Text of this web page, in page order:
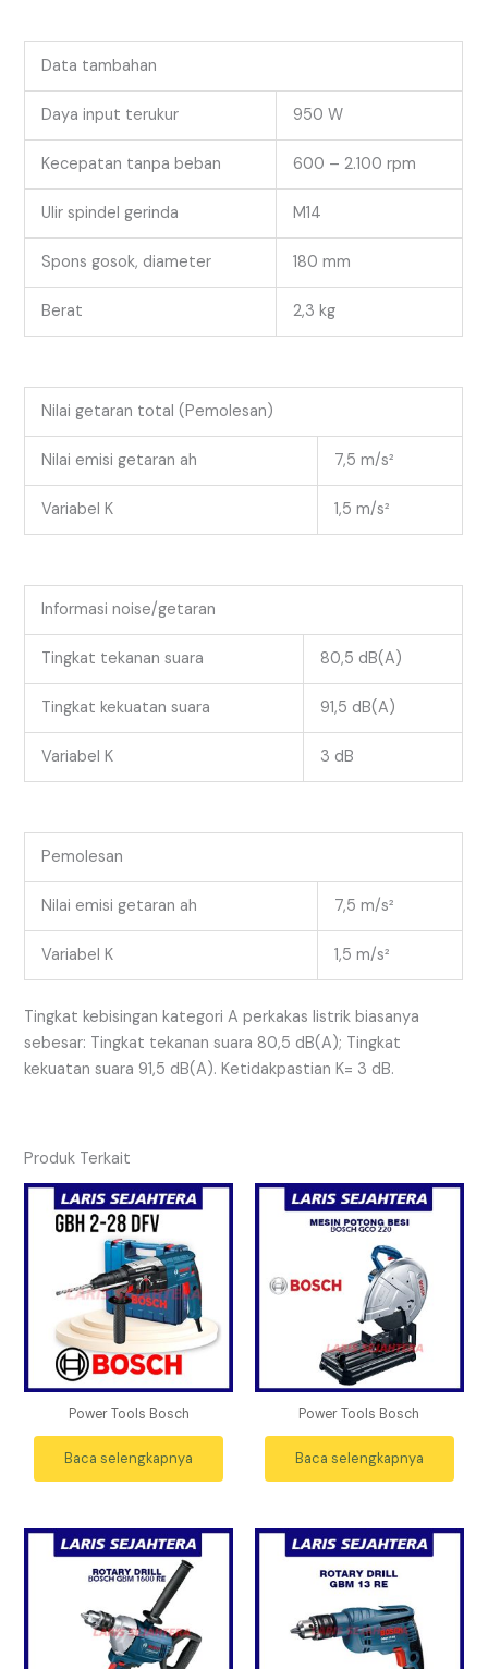
Data tambahan
Daya input terukur 950 W
Kecepatan tanpa beban 600 – 2.100 rpm
Ulir spindel gerinda M14
Spons gosok, diameter 180 mm
Berat 2,3 kg
Nilai getaran total (Pemolesan)
Nilai emisi getaran ah 7,5 m/s²
Variabel K 1,5 m/s²
Informasi noise/getaran
Tingkat tekanan suara 80,5 dB(A)
Tingkat kekuatan suara 91,5 dB(A)
Variabel K 3 dB
Pemolesan
Nilai emisi getaran ah 7,5 m/s²
Variabel K 1,5 m/s²
Tingkat kebisingan kategori A perkakas listrik biasanya
sebesar: Tingkat tekanan suara 80,5 dB(A); Tingkat
kekuatan suara 91,5 dB(A). Ketidakpastian K= 3 dB.
Produk Terkait
Power Tools Bosch
Baca selengkapnya
Power Tools Bosch
Baca selengkapnya